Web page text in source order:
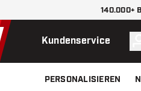
140.000+
Kundenservice
PERSONALISIEREN